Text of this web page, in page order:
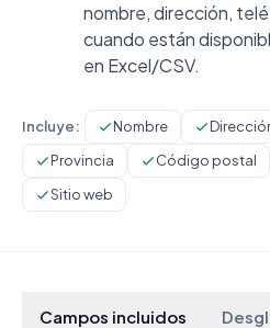
nombre, dirección,
cuando están
en Excel/CSV.
Incluye: Nombre
Provincia
Código postal
Sitio web
Campos incluidos